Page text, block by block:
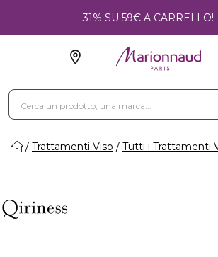
-31% SU 59€ A CARRELLO!
Trattamenti Viso Tutti i Trattamenti